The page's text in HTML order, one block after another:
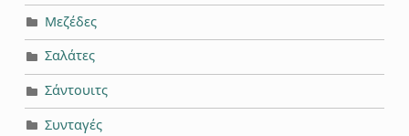
Μεζέδες
Σαλάτες
Σάντουιτς
Συνταγές